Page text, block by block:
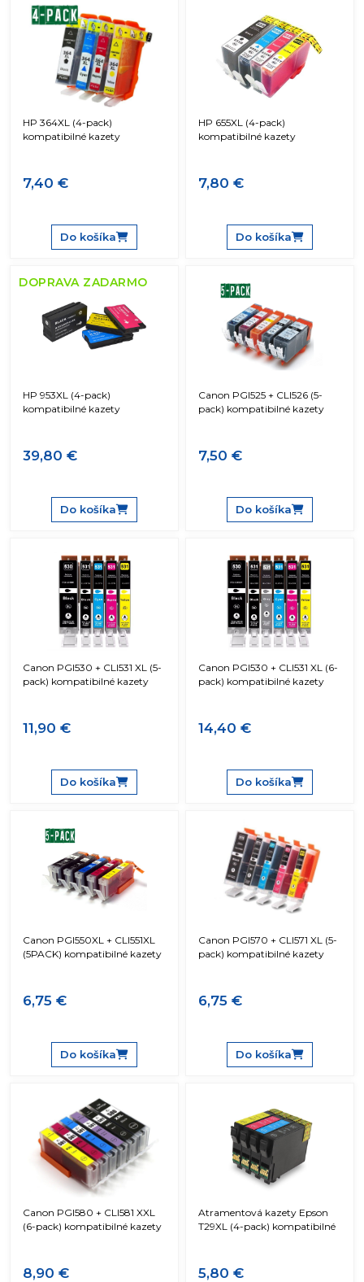
HP 364XL (4-pack)
kompatibilné kazety
7,40 €
Do košíka
HP 655XL (4-pack)
kompatibilné kazety
7,80 €
Do košíka
DOPRAVA ZADARMO
HP 953XL (4-pack)
kompatibilné kazety
39,80 €
Do košíka
Canon PGI525 + CLI526 (5-
pack) kompatibilné kazety
7,50 €
Do košíka
Canon PGI530 + CLI531 XL (5-
pack) kompatibilné kazety
11,90 €
Do košíka
Canon PGI530 + CLI531 XL (6-
pack) kompatibilné kazety
14,40 €
Do košíka
Canon PGI550XL + CLI551XL
(5PACK) kompatibilné kazety
6,75 €
Do košíka
Canon PGI570 + CLI571 XL (5-
pack) kompatibilné kazety
6,75 €
Do košíka
Canon PGI580 + CLI581 XXL
(6-pack) kompatibilné kazety
8,90 €
Atramentová kazety Epson
T29XL (4-pack) kompatibilné
5,80 €